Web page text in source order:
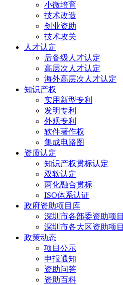
小微培育
技术改造
创业资助
技术攻关
人才认定
后备级人才认定
高层次人才认定
海外高层次人才认定
知识产权
实用新型专利
发明专利
外观专利
软件著作权
集成电路图
资质认定
知识产权贯标认定
双软认定
两化融合贯标
ISO体系认证
政府资助项目库
深圳市各部委资助项目
深圳市各大区资助项目
政策动态
项目公示
申报通知
资助问答
资助百科